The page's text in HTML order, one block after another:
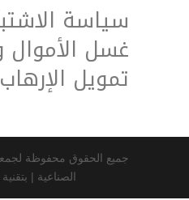
سياسة
غسل الأموال
تمويل الإرهاب
جميع الحقوق محفوظة
الصناعية | بتقنية